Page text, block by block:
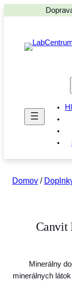
Domov /
Canvit
Minerálny
minerálnych